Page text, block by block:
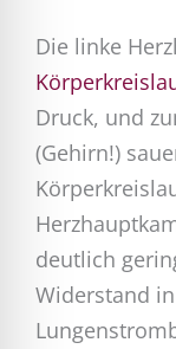
Die linke
Druck, und
(Gehirn!)
deutlich
Widerstand